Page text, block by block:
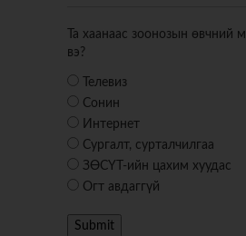
Та хаанаас зоонозын өвчний
вэ?
Телевиз
Сонин
Интернет
Сургалт, сурталчилгаа
ЗӨСҮТ-ийн цахим хуудас
Огт авдаггүй